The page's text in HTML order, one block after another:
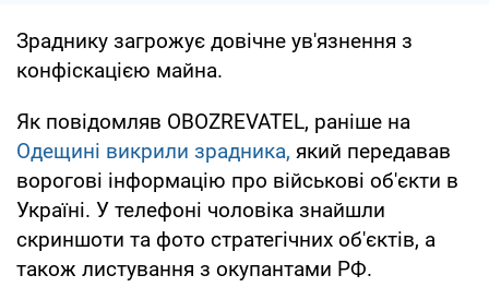
Зраднику загрожує довічне ув'язнення з
конфіскацією майна.
Як повідомляв OBOZREVATEL, раніше на
Одещині викрили зрадника, який передавав
ворогові інформацію про військові об'єкти в
Україні. У телефоні чоловіка знайшли
скриншоти та фото стратегічних об'єктів, а
також листування з окупантами РФ.